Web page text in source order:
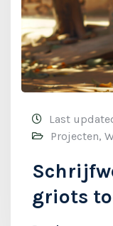
Last
Projecten,
griots